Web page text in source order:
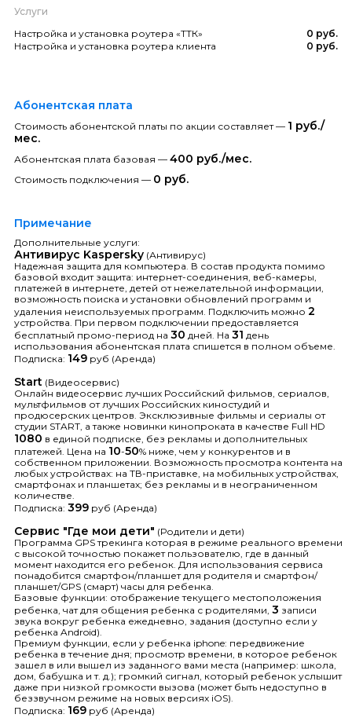
Услуги
Настройка и установка роутера «ТТК»
0 руб.
Настройка и установка роутера клиента
0 руб.
Абонентская плата
Стоимость абонентской платы по акции составляет — 1 руб./
мес.
Абонентская плата базовая — 400 руб./мес.
Стоимость подключения — 0 руб.
Примечание
Дополнительные услуги:
Антивирус Kaspersky (Антивирус)
Надежная защита для компьютера. В состав продукта помимо
базовой входит защита: интернет-соединения, веб-камеры,
платежей в интернете, детей от нежелательной информации,
возможность поиска и установки обновлений программ и
удаления неиспользуемых программ. Подключить можно 2
устройства. При первом подключении предоставляется
бесплатный промо-период на 30 дней. На 31 день
использования абонентская плата спишется в полном объеме.
Подписка: 149 руб (Аренда)
Start (Видеосервис)
Онлайн видеосервис лучших Российский фильмов, сериалов,
мультфильмов от лучших Российских киностудий и
продюсерских центров. Эксклюзивные фильмы и сериалы от
студии START, а также новинки кинопроката в качестве Full HD
1080 в единой подписке, без рекламы и дополнительных
платежей. Цена на 10-50% ниже, чем у конкурентов и в
собственном приложении. Возможность просмотра контента на
любых устройствах: на ТВ-приставке, на мобильных устройствах,
смартфонах и планшетах; без рекламы и в неограниченном
количестве.
Подписка: 399 руб (Аренда)
Сервис "Где мои дети" (Родители и дети)
Программа GPS трекинга которая в режиме реального времени
с высокой точностью покажет пользователю, где в данный
момент находится его ребенок. Для использования сервиса
понадобится смартфон/планшет для родителя и смартфон/
планшет/GPS (смарт) часы для ребенка.
Базовые функции: отображение текущего местоположения
ребенка, чат для общения ребенка с родителями, 3 записи
звука вокруг ребенка ежедневно, задания (доступно если у
ребенка Android).
Премиум функции, если у ребенка iphone: передвижение
ребенка в течение дня; просмотр времени, в которое ребенок
зашел в или вышел из заданного вами места (например: школа,
дом, бабушка и т. д.); громкий сигнал, который ребенок услышит
даже при низкой громкости вызова (может быть недоступно в
беззвучном режиме на новых версиях iOS).
Подписка: 169 руб (Аренда)